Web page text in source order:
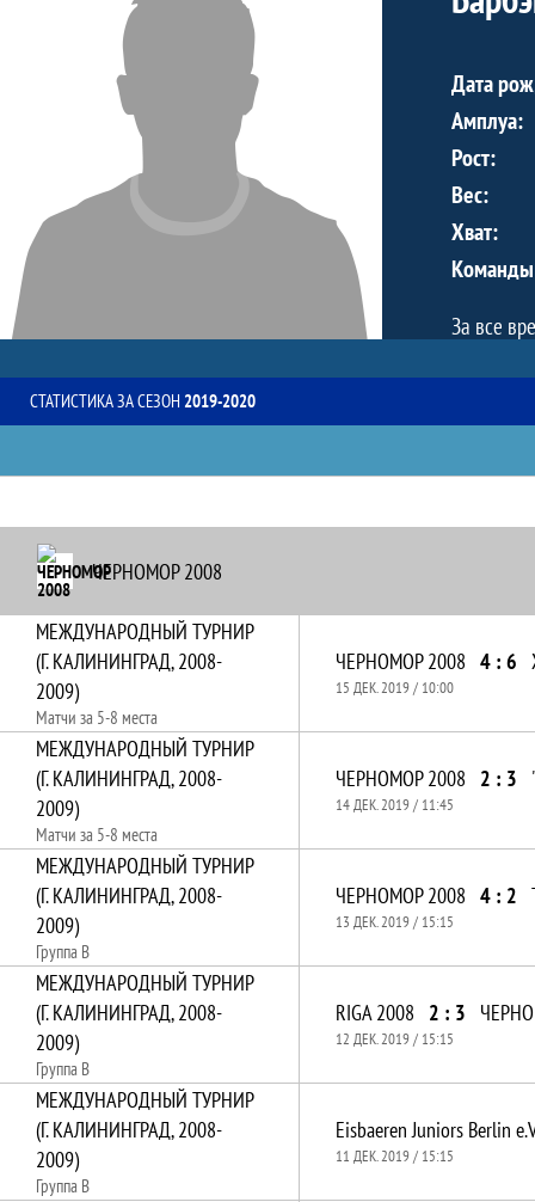
Дата
Амплуа:
Рост:
Вес:
Хват:
За все
СТАТИСТИКА ЗА СЕЗОН 2019-2020
ЧЕРНОМОР 2008
МЕЖДУНАРОДНЫЙ ТУРНИР
(Г. КАЛИНИНГРАД, 2008-
2009)
Матчи за 5-8 места
ЧЕРНОМОР 2008 4 : 6
15 ДЕК. 2019 / 10:00
МЕЖДУНАРОДНЫЙ ТУРНИР
(Г. КАЛИНИНГРАД, 2008-
2009)
Матчи за 5-8 места
ЧЕРНОМОР 2008 2 : 3
14 ДЕК. 2019 / 11:45
МЕЖДУНАРОДНЫЙ ТУРНИР
(Г. КАЛИНИНГРАД, 2008-
2009)
Группа B
ЧЕРНОМОР 2008 4 : 2
13 ДЕК. 2019 / 15:15
МЕЖДУНАРОДНЫЙ ТУРНИР
(Г. КАЛИНИНГРАД, 2008-
2009)
Группа B
RIGA 2008 2 : 3
12 ДЕК. 2019 / 15:15
МЕЖДУНАРОДНЫЙ ТУРНИР
(Г. КАЛИНИНГРАД, 2008-
2009)
Группа B
Eisbaeren Juniors Berlin
11 ДЕК. 2019 / 15:15